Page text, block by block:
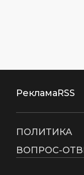
РекламаRSS
ПОЛИТИКА
ВОПРОС-